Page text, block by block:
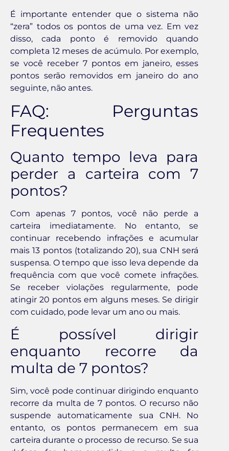
É importante entender que o sistema não
“zera” todos os pontos de uma vez. Em vez
disso, cada ponto é removido quando
completa 12 meses de acúmulo. Por exemplo,
se você receber 7 pontos em janeiro, esses
pontos serão removidos em janeiro do ano
seguinte, não antes.
FAQ: Perguntas
Frequentes
Quanto tempo leva para
perder a carteira com 7
pontos?
Com apenas 7 pontos, você não perde a
carteira imediatamente. No entanto, se
continuar recebendo infrações e acumular
mais 13 pontos (totalizando 20), sua CNH será
suspensa. O tempo que isso leva depende da
frequência com que você comete infrações.
Se receber violações regularmente, pode
atingir 20 pontos em alguns meses. Se dirigir
com cuidado, pode levar um ano ou mais.
É possível dirigir
enquanto recorre da
multa de 7 pontos?
Sim, você pode continuar dirigindo enquanto
recorre da multa de 7 pontos. O recurso não
suspende automaticamente sua CNH. No
entanto, os pontos permanecem em sua
carteira durante o processo de recurso. Se sua